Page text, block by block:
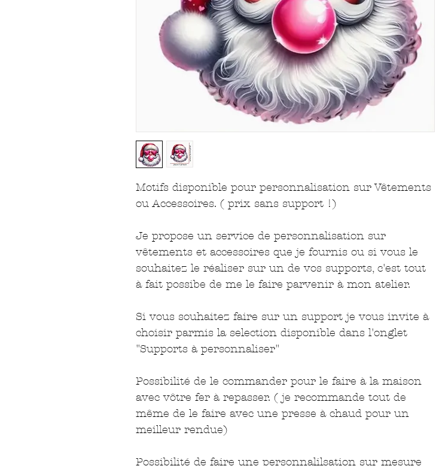
Motifs disponible pour personnalisation sur Vêtements
ou Accessoires. ( prix sans support !)
Je propose un service de personnalisation sur
vêtements et accessoires que je fournis ou si vous le
souhaitez le réaliser sur un de vos supports, c'est tout
à fait possibe de me le faire parvenir à mon atelier.
Si vous souhaitez faire sur un support je vous invite à
choisir parmis la selection disponible dans l'onglet
"Supports à personnaliser"
Possibilité de le commander pour le faire à la maison
avec vôtre fer à repasser. ( je recommande tout de
même de le faire avec une presse à chaud pour un
meilleur rendue)
Possibilité de faire une personnalilsation sur mesure